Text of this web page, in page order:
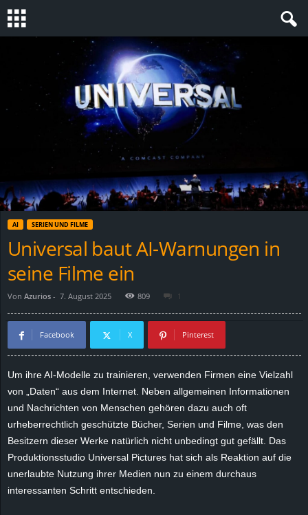
n
AI SERIEN UND FILME
Universal baut AI-Warnungen in
seine Filme ein
Von Azurios - 7. August 2025 809 1
Facebook X Pinterest
Um ihre AI-Modelle zu trainieren, verwenden Firmen eine Vielzahl
von „Daten“ aus dem Internet. Neben allgemeinen Informationen
und Nachrichten von Menschen gehören dazu auch oft
urheberrechtlich geschützte Bücher, Serien und Filme, was den
Besitzern dieser Werke natürlich nicht unbedingt gut gefällt. Das
Produktionsstudio Universal Pictures hat sich als Reaktion auf die
unerlaubte Nutzung ihrer Medien nun zu einem durchaus
interessanten Schritt entschieden.